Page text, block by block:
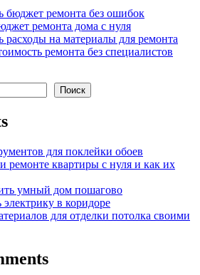
бюджет ремонта без ошибок
ремонта дома с нуля
расходы на материалы для ремонта
ремонта без специалистов
Поиск
для поклейки обоев
квартиры с нуля и как их
умный дом пошагово
электрику в коридоре
для отделки потолка своими